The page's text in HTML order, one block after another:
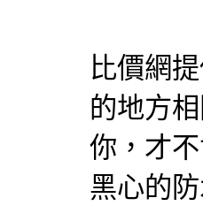
比價網
的地方
你，才
黑心的